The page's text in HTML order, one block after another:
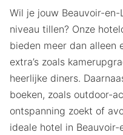
Wil je jouw Beauvoir-
niveau tillen? Onze
bieden meer dan alleen
extra’s zoals
heerlijke diners.
boeken, zoals outdoor-
ontspanning zoekt of
ideale hotel in